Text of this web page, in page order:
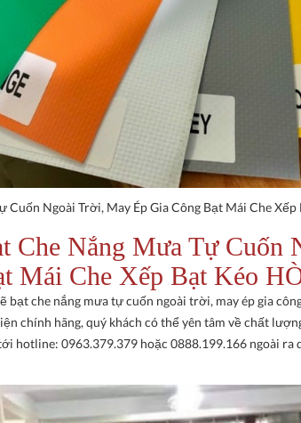
Cuốn Ngoài Trời, May Ép Gia Công Bạt Mái Che
Che Nắng Mưa Tự Cuốn
Mái Che Xếp Bạt Kéo
bạt che nắng mưa tự cuốn ngoài trời, may ép gia
chính hãng, quý khách có thể yên tâm về chất
hotline: 0963.379.379 hoặc 0888.199.166 ngoài ra